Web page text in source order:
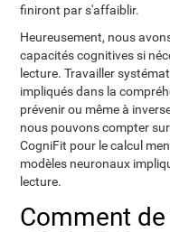
finiront par s'affaiblir.
Heureusement, nous
capacités cognitives si
lecture. Travailler
impliqués dans la
prévenir ou même à
nous pouvons compter
CogniFit pour le calcul
modèles neuronaux
lecture.
Comment